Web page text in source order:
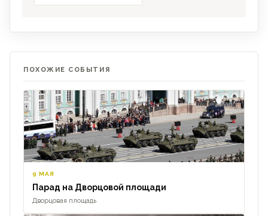
ПОХОЖИЕ СОБЫТИЯ
9 МАЯ
Парад на Дворцовой площади
Дворцовая площадь